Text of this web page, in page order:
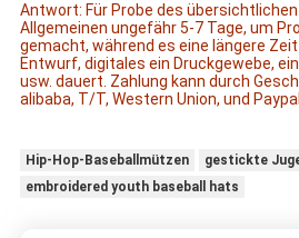
Antwort: Für Probe des
Allgemeinen ungefähr 5-7 Tage, um
gemacht, während es eine längere
Entwurf, digitales ein Druckgewebe,
usw. dauert. Zahlung kann durch
alibaba, T/T, Western Union, und
Hip-Hop-Baseballmützen
gestickte
embroidered youth baseball hats